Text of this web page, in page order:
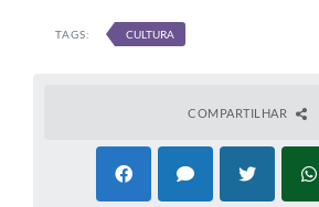
TAGS: CULTURA
COMPARTILHAR